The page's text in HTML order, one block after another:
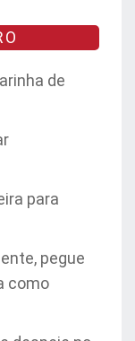
de
para
pegue
como